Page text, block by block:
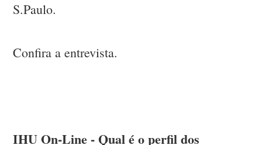
S.Paulo.
Confira a entrevista.
IHU On-Line - Qual é o perfil dos